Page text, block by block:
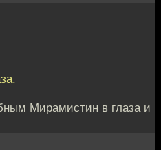
Мирамистин в глаза и